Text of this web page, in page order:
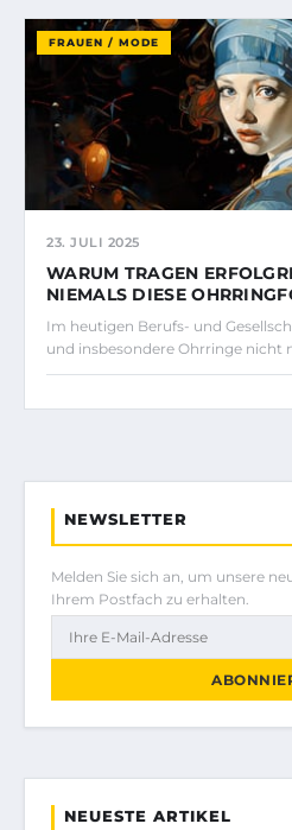
FRAUEN / MODE
23. JULI 2025
WARUM TRAGEN
NIEMALS DIESE
Im heutigen Berufs- und
und insbesondere Ohrringe nicht
NEWSLETTER
Melden Sie sich an, um unsere
Ihrem Postfach zu erhalten.
NEUESTE ARTIKEL